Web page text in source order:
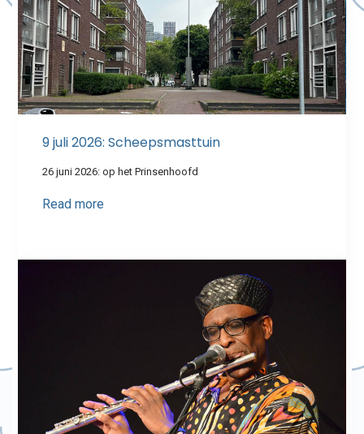
9 juli 2026: Scheepsmasttuin
26 juni 2026: op het Prinsenhoofd
Read more